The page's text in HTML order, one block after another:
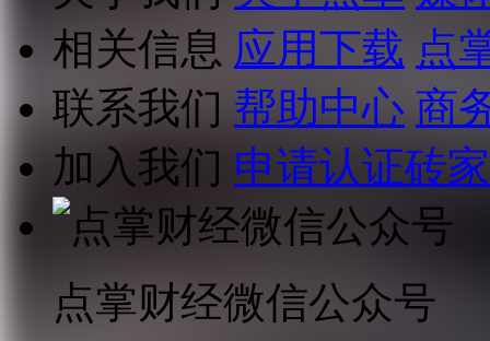
相关信息 应用下载 点
联系我们 帮助中心 商
加入我们 申请认证砖家
点掌财经微信公众号